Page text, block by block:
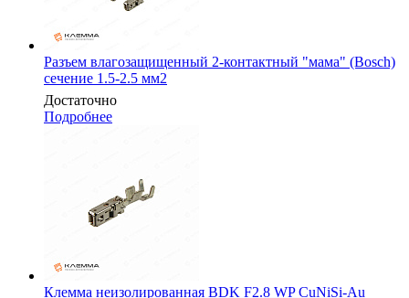
Разъем влагозащищенный 2-контактный "мама" (Bosch)
сечение 1.5-2.5 мм2
Достаточно
Подробнее
Клемма неизолированная BDK F2.8 WP CuNiSi-Au